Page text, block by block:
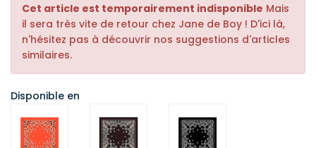
Cet article est temporairement indisponible Mais
il sera très vite de retour chez Jane de Boy ! D'ici là,
n'hésitez pas à découvrir nos suggestions d'articles
similaires.
Disponible en